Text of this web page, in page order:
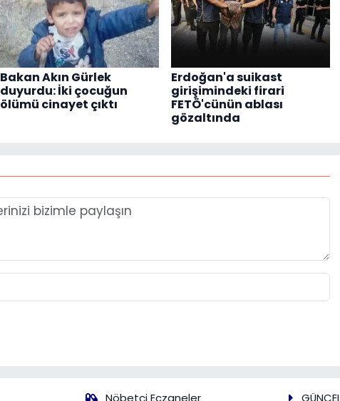
Bakan Akın Gürlek
duyurdu: İki çocuğun
ölümü cinayet çıktı
Erdoğan'a suikast
girişimindeki firari
FETÖ'cünün ablası
gözaltında
Nöbetçi Eczaneler GÜNCEL